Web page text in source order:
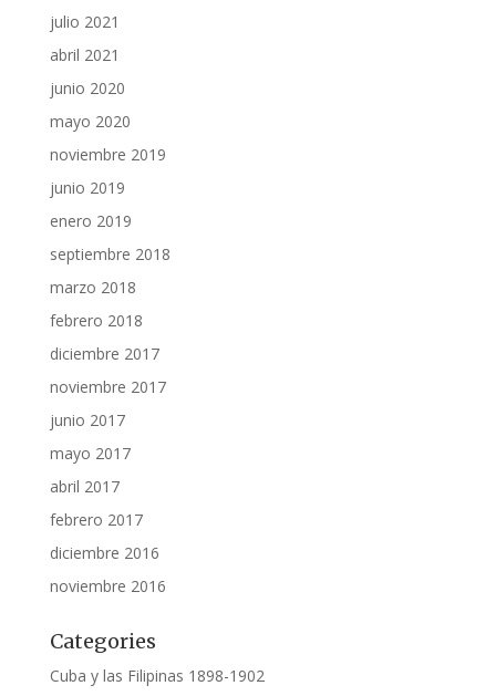
julio 2021
abril 2021
junio 2020
mayo 2020
noviembre 2019
junio 2019
enero 2019
septiembre 2018
marzo 2018
febrero 2018
diciembre 2017
noviembre 2017
junio 2017
mayo 2017
abril 2017
febrero 2017
diciembre 2016
noviembre 2016
Categories
Cuba y las Filipinas 1898-1902